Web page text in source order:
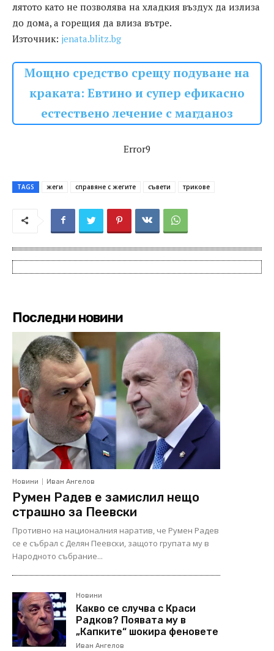
лятото като не позволява на хладкия въздух да излиза
до дома, а горещия да влиза вътре.
Източник: jenata.blitz.bg
Мощно средство срещу подуване на
краката: Евтино и супер ефикасно
естествено лечение с магданоз
Error9
TAGS жеги справяне с жегите съвети трикове
Последни новини
Новини Иван Ангелов
Румен Радев е замислил нещо
страшно за Пеевски
Противно на националния наратив, че Румен Радев
се е събрал с Делян Пеевски, защото групата му в
Народното събрание...
Новини
Какво се случва с Краси
Радков? Появата му в
„Капките“ шокира феновете
Иван Ангелов